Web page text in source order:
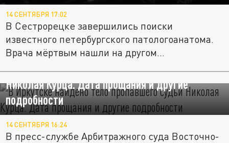
14 СЕНТЯБРЯ 17:02
В Сестрорецке завершились поиски
известного петербургского патологоанатома.
Врача мёртвым нашли на другом...
В Иркутске найдено тело пропавшего судьи
Николая Курца. Дата прощания и другие
подробности
14 СЕНТЯБРЯ 16:24
В пресс-службе Арбитражного суда Восточно-